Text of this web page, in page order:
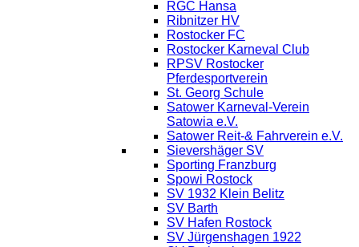
RGC Hansa
Ribnitzer HV
Rostocker FC
Rostocker Karneval Club
RPSV Rostocker
Pferdesportverein
St. Georg Schule
Satower Karneval-Verein
Satowia e.V.
Satower Reit-& Fahrverein e.V.
Sievershäger SV
Sporting Franzburg
Spowi Rostock
SV 1932 Klein Belitz
SV Barth
SV Hafen Rostock
SV Jürgenshagen 1922